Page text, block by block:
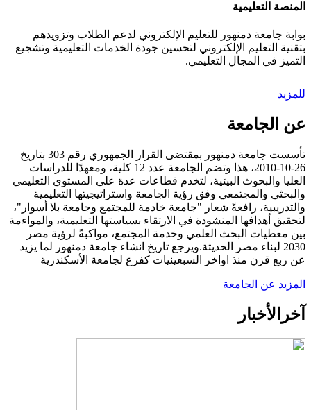
المنصة التعليمية
بوابة جامعة دمنهور للتعليم الإلكتروني لدعم الطلاب وتزويدهم
بتقنية التعليم الإلكتروني لتحسين جودة الخدمات التعليمية وتشجيع
التميز في المجال التعليمي.
للمزيد
عن الجامعة
تأسست جامعة دمنهور بمقتضى القرار الجمهوري رقم 303 بتاريخ
26-10-2010، هذا وتضم الجامعة عدد 12 كلية، ومعهدًا للدراسات
العليا والبحوث البيئية، لتخدم قطاعات عدة على المستوي التعليمي
والبحثي والمجتمعي وفق رؤية الجامعة واستراتيجيتها التعليمية
والتدريبية، رافعةً شعار "جامعة خادمة للمجتمع وجامعة بلا أسوار"،
لتحقيق أهدافها المنشودة في الارتقاء بسياستها التعليمية، والمواءمة
بين معطيات البحث العلمي وخدمة المجتمع، مواكبةً لرؤية مصر
2030 لبناء مصر الحديثة.ويرجع تاريخ انشاء جامعة دمنهور لما يزيد
عن ربع قرن منذ اواخر السبعينيات كفرع لجامعة الأسكندرية
المزيد عن الجامعة
آخر الأخبار